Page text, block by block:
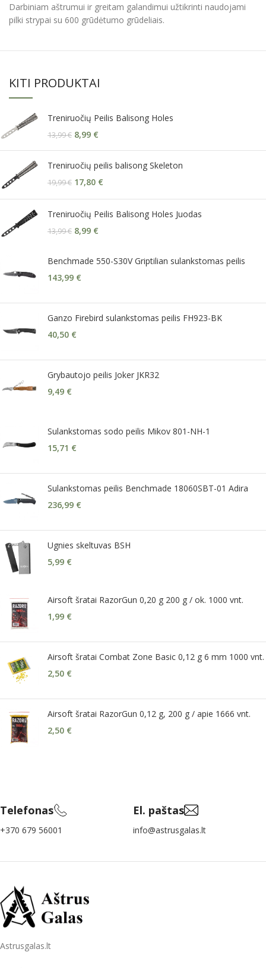
Darbiniam aštrumui ir greitam galandimui užtikrinti naudojami
pilki strypai su 600 grūdėtumo grūdeliais.
KITI PRODUKTAI
Treniruočių Peilis Balisong Holes
13,99€ 8,99 €
Treniruočių peilis balisong Skeleton
19,99€ 17,80 €
Treniruočių Peilis Balisong Holes Juodas
13,99€ 8,99 €
Benchmade 550-S30V Griptilian sulankstomas peilis
143,99 €
Ganzo Firebird sulankstomas peilis FH923-BK
40,50 €
Grybautojo peilis Joker JKR32
9,49 €
Sulankstomas sodo peilis Mikov 801-NH-1
15,71 €
Sulankstomas peilis Benchmade 18060SBT-01 Adira
236,99 €
Ugnies skeltuvas BSH
5,99 €
Airsoft šratai RazorGun 0,20 g 200 g / ok. 1000 vnt.
1,99 €
Airsoft šratai Combat Zone Basic 0,12 g 6 mm 1000 vnt.
2,50 €
Airsoft šratai RazorGun 0,12 g, 200 g / apie 1666 vnt.
2,50 €
Telefonas
+370 679 56001
El. paštas
info@astrusgalas.lt
Astrusgalas.lt